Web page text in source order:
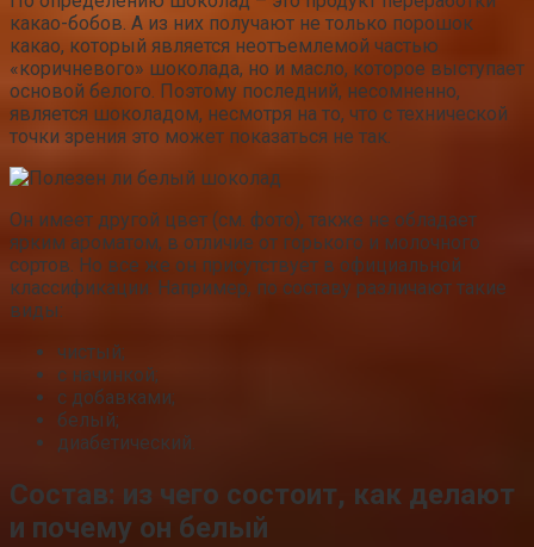
какао-бобов. А из них получают не только порошок
какао, который является неотъемлемой частью
«коричневого» шоколада, но и масло, которое выступает
основой белого. Поэтому последний, несомненно,
является шоколадом, несмотря на то, что с технической
точки зрения это может показаться не так.
Он имеет другой цвет (см. фото), также не обладает
ярким ароматом, в отличие от горького и молочного
сортов. Но все же он присутствует в официальной
классификации. Например, по составу различают такие
виды:
чистый;
с начинкой;
с добавками;
белый;
диабетический.
Состав: из чего состоит, как делают
и почему он белый